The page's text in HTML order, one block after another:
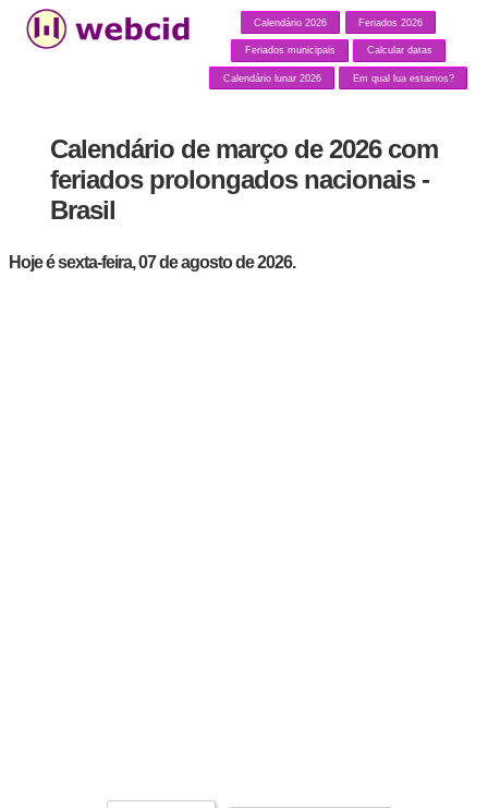
Calendário 2026 Feriados 2026
Feriados municipais Calcular datas
Calendário lunar 2026 Em qual lua estamos?
Calendário de março de 2026 com
feriados prolongados nacionais -
Brasil
Hoje é sexta-feira, 07 de agosto de 2026.